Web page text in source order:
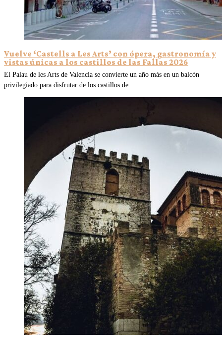
Vuelve ‘Castells a Les Arts’ con ópera, gastronomía y
vistas únicas a los castillos de las Fallas 2026
El Palau de les Arts de Valencia se convierte un año más en un balcón
privilegiado para disfrutar de los castillos de